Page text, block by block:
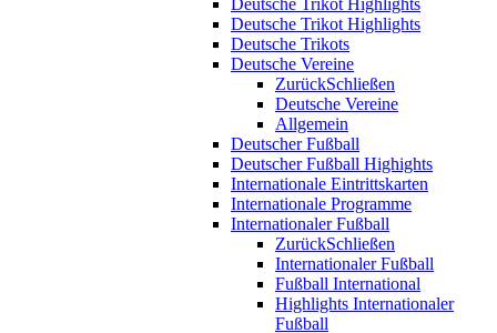
Deutsche Trikot Highlights
Deutsche Trikot Highlights
Deutsche Trikots
Deutsche Vereine
ZurückSchließen
Deutsche Vereine
Allgemein
Deutscher Fußball
Deutscher Fußball Highights
Internationale Eintrittskarten
Internationale Programme
Internationaler Fußball
ZurückSchließen
Internationaler Fußball
Fußball International
Highlights Internationaler
Fußball